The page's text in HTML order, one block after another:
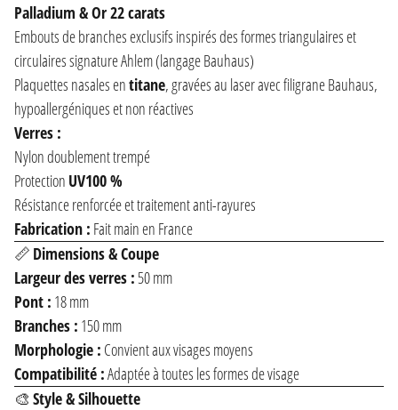
Palladium & Or 22 carats
Embouts de branches exclusifs inspirés des formes triangulaires et
circulaires signature Ahlem (langage Bauhaus)
Plaquettes nasales entitane, gravées au laser avec filigrane Bauhaus,
hypoallergéniques et non réactives
Verres :
Nylon doublement trempé
Protection UV100 %
Résistance renforcée et traitement anti-rayures
Fabrication : Fait main en France
📏 Dimensions & Coupe
Largeur des verres : 50 mm
Pont : 18 mm
Branches : 150 mm
Morphologie : Convient aux visages moyens
Compatibilité :Adaptée à toutes les formes de visage
🎨 Style & Silhouette